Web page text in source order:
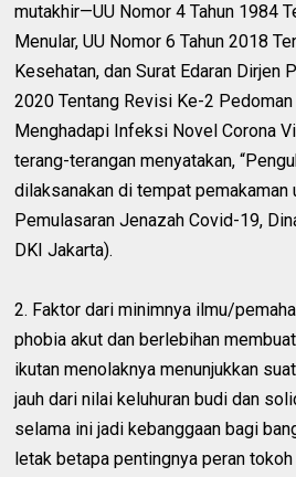
mutakhir—UU Nomor 4 Tahun 1984
Menular, UU Nomor 6 Tahun 2018
Kesehatan, dan Surat Edaran Dirjen
2020 Tentang Revisi Ke-2
Menghadapi Infeksi Novel Corona
terang-terangan menyatakan,
dilaksanakan di tempat pemakaman
Pemulasaran Jenazah Covid-19,
DKI Jakarta).
2. Faktor dari minimnya ilmu/
phobia akut dan berlebihan
ikutan menolaknya menunjukkan
jauh dari nilai keluhuran budi dan
selama ini jadi kebanggaan bagi
letak betapa pentingnya peran